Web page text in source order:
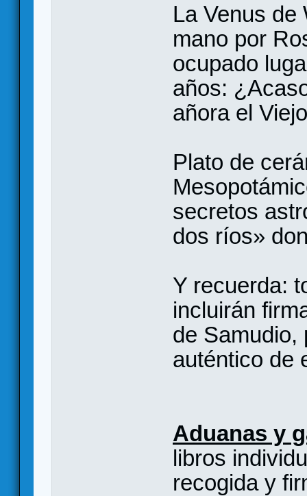
La Venus de
mano por
ocupado
años:
añora el
Plato de
secretos
dos ríos»
Y recuerda:
incluirán
de Samudio,
auténtico de
Aduanas y
libros
recogida y